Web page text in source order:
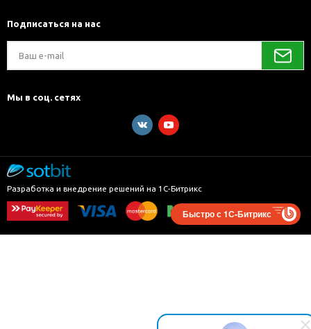
Подписаться на нас
Мы в соц. сетях
Разработка и внедрение решений на 1С-Битрикс
Быстро с 1С-Битрикс